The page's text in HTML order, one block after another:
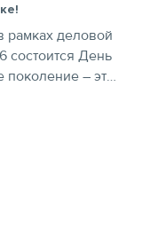
рамках деловой
состоится День
– это